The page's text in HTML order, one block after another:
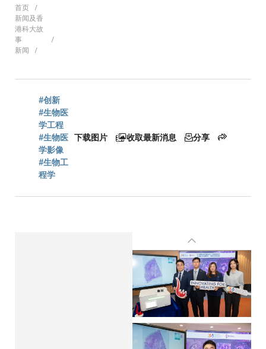
面
包
屑
首页
新闻及香
港科大故
事
新闻
#创新
#生物医
学工程
#生物医
学影像
#生物工
程学
下载图片 收取最新消息 分享